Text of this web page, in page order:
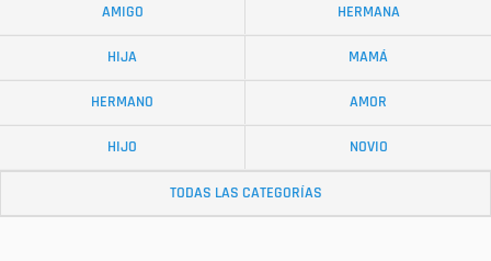
AMIGO HERMANA
HIJA MAMÁ
HERMANO AMOR
HIJO NOVIO
TODAS LAS CATEGORÍAS